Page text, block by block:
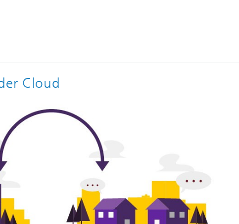
Anwendungszentrum SYMILA
Berufliche Weiterbildungen &
Trainings
Future Skills Convention
Mixed and Augmented Reality
Cloud